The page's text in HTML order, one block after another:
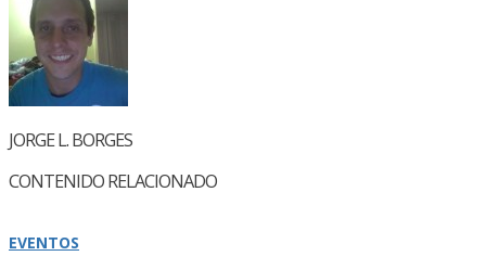
JORGE L. BORGES
CONTENIDO RELACIONADO
EVENTOS